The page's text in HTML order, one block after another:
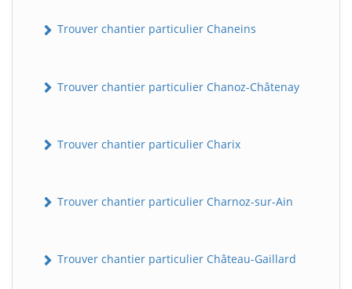
Trouver chantier particulier Chaneins
Trouver chantier particulier Chanoz-Châtenay
Trouver chantier particulier Charix
Trouver chantier particulier Charnoz-sur-Ain
Trouver chantier particulier Château-Gaillard